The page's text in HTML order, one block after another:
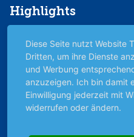
Highlights
Börsenbericht
Börsengerüchte
Börsengespräche
Börsennews
Favoriten
Diese Seite nutzt Website
Dritten, um ihre Dienste
und Werbung
anzuzeigen. Ich bin damit
Einwilligung jederzeit mit
widerrufen oder ändern.